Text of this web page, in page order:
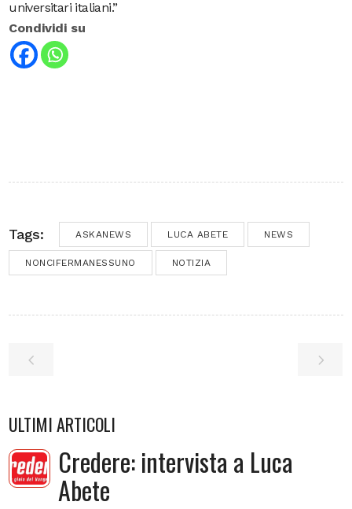
universitari italiani.”
Condividi su
Tags: ASKANEWS LUCA ABETE NEWS
NONCIFERMANESSUNO NOTIZIA
ULTIMI ARTICOLI
Credere: intervista a Luca
Abete